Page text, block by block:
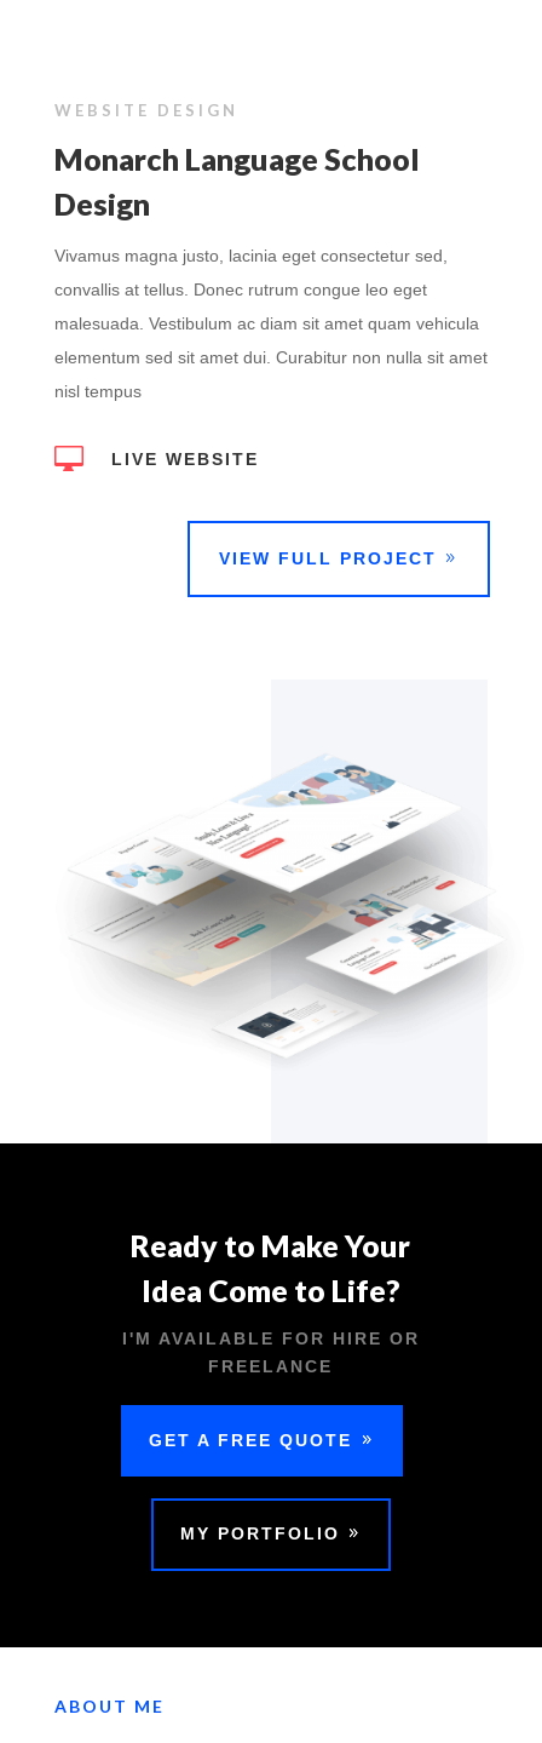
WEBSITE DESIGN
Monarch Language School
Design
Vivamus magna justo, lacinia eget consectetur sed,
convallis at tellus. Donec rutrum congue leo eget
malesuada. Vestibulum ac diam sit amet quam vehicula
elementum sed sit amet dui. Curabitur non nulla sit amet
nisl tempus
 LIVE WEBSITE
VIEW FULL PROJECT
Ready to Make Your
Idea Come to Life?
I'M AVAILABLE FOR HIRE OR
FREELANCE
GET A FREE QUOTE
MY PORTFOLIO
ABOUT ME